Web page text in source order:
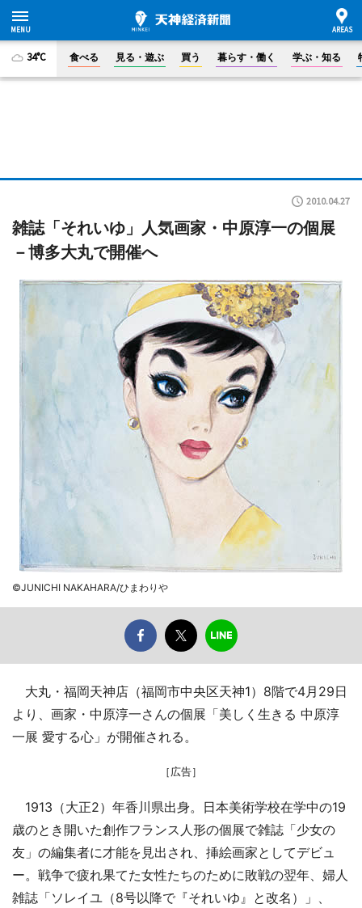
34°C 食べる 見る・遊ぶ 買う 暮らす・働く 学ぶ・知る
2010.04.27
雑誌「それいゆ」人気画家・中原淳一の個展
－博多大丸で開催へ
©JUNICHI NAKAHARA/ひまわりや
大丸・福岡天神店（福岡市中央区天神1）8階で4月29日
より、画家・中原淳一さんの個展「美しく生きる 中原淳
一展 愛する心」が開催される。
［広告］
1913（大正2）年香川県出身。日本美術学校在学中の19
歳のとき開いた創作フランス人形の個展で雑誌「少女の
友」の編集者に才能を見出され、挿絵画家としてデビュ
ー。戦争で疲れ果てた女性たちのために敗戦の翌年、婦人
雑誌「ソレイユ（8号以降で『それいゆ』と改名）」、